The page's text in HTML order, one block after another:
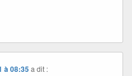
à 08:35 a dit :